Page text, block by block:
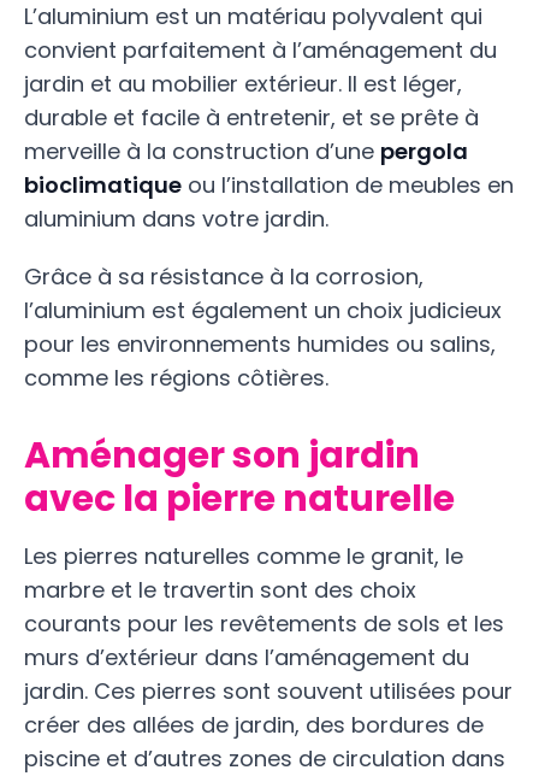
L’aluminium est un matériau polyvalent qui
convient parfaitement à l’aménagement du
jardin et au mobilier extérieur. Il est léger,
durable et facile à entretenir, et se prête à
merveille à la construction d’une pergola
bioclimatique ou l’installation de meubles en
aluminium dans votre jardin.
Grâce à sa résistance à la corrosion,
l’aluminium est également un choix judicieux
pour les environnements humides ou salins,
comme les régions côtières.
Aménager son jardin
avec la pierre naturelle
Les pierres naturelles comme le granit, le
marbre et le travertin sont des choix
courants pour les revêtements de sols et les
murs d’extérieur dans l’aménagement du
jardin. Ces pierres sont souvent utilisées pour
créer des allées de jardin, des bordures de
piscine et d’autres zones de circulation dans